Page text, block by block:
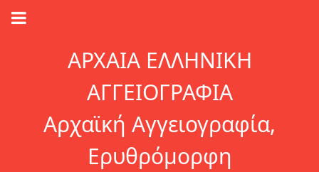
ΑΡΧΑΙΑ ΕΛΛΗΝΙΚΗ
ΑΓΓΕΙΟΓΡΑΦΙΑ
Αρχαϊκή Αγγειογραφία,
Ερυθρόμορφη